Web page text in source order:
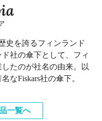
史を誇るフィンランド
社の傘下として、フィ
たのが社名の由来。以
なFiskars社の傘下。
一覧へ